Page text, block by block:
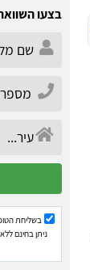
בצעו
בשליחת
ניתן בחינם